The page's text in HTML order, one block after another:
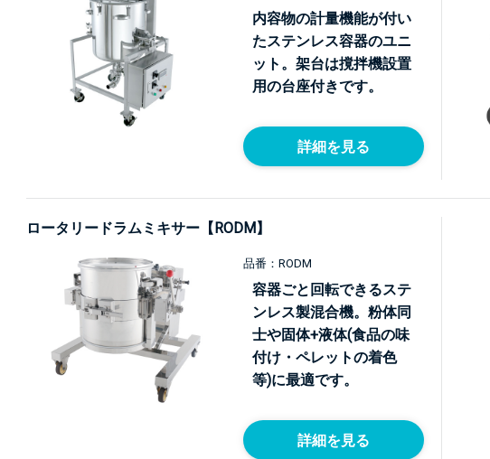
内容物の計量機能が付い
たステンレス容器のユニ
ット。架台は撹拌機設置
用の台座付きです。
詳細を見る
ロータリードラムミキサー【RODM】
品番：RODM
容器ごと回転できるステ
ンレス製混合機。粉体同
士や固体+液体(食品の味
付け・ペレットの着色
等)に最適です。
詳細を見る